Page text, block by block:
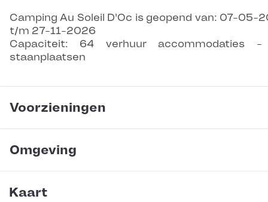
Camping Au Soleil D'Oc is geopend van: 07-05-
t/m 27-11-2026
Capaciteit: 64 verhuur accommodaties
staanplaatsen
Voorzieningen
Omgeving
Kaart